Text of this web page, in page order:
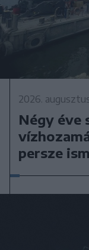
2026.
Négy éve
persze